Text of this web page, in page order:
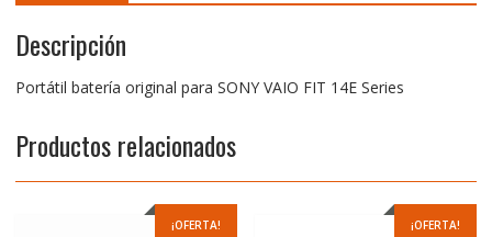
Descripción
Portátil batería original para SONY VAIO FIT 14E Series
Productos relacionados
¡OFERTA! ¡OFERTA!